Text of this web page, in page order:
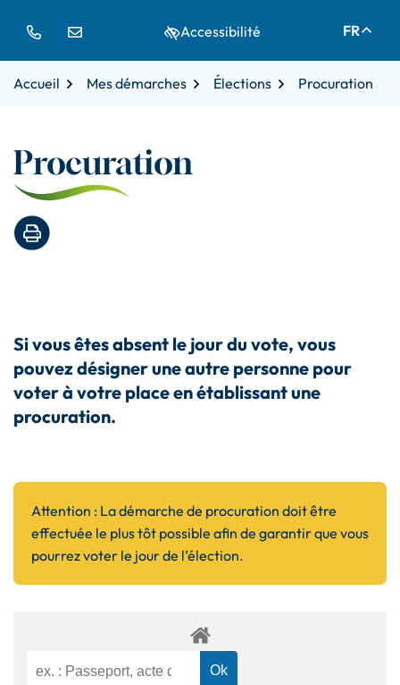
navigation
FR
Accessibilité
Accueil Mes démarches Élections Procuration
Procuration
Imprimer la page
Si vous êtes absent le jour du vote, vous
pouvez désigner une autre personne pour
voter à votre place en établissant une
procuration.
Attention : La démarche de procuration doit être
effectuée le plus tôt possible afin de garantir que vous
pourrez voter le jour de l’élection.